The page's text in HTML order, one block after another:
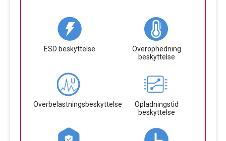
ESD beskyttelse
Overophedning
beskyttelse
Overbelastningsbeskyttelse
Opladningstid
beskyttelse